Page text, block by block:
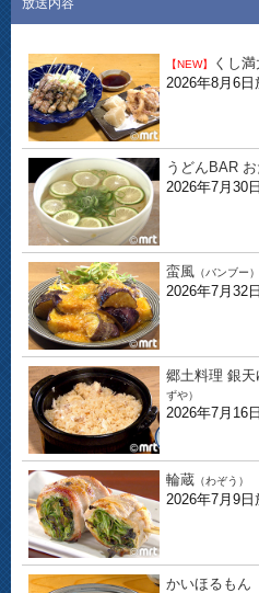
【NEW】 くし
2026年8月6
うどんBAR
2026年7月30
蛮風 （バンブー）
2026年7月32
郷土料理 銀天
ずや）
2026年7月16
輪蔵 （わぞう）
2026年7月9
かいほるもん